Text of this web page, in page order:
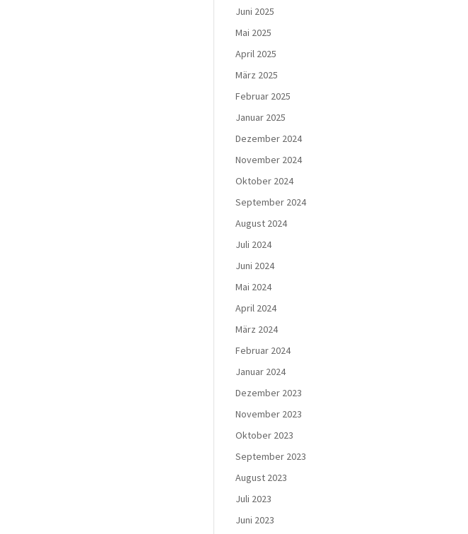
Juni 2025
Mai 2025
April 2025
März 2025
Februar 2025
Januar 2025
Dezember 2024
November 2024
Oktober 2024
September 2024
August 2024
Juli 2024
Juni 2024
Mai 2024
April 2024
März 2024
Februar 2024
Januar 2024
Dezember 2023
November 2023
Oktober 2023
September 2023
August 2023
Juli 2023
Juni 2023